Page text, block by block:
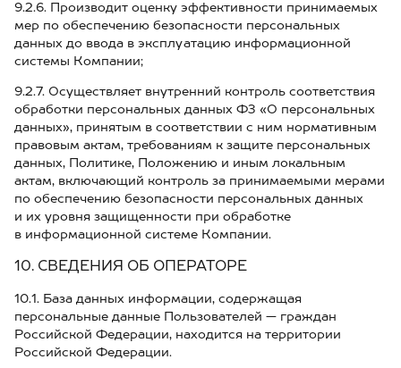
9.2.6. Производит оценку эффективности принимаемых
мер по обеспечению безопасности персональных
данных до ввода в эксплуатацию информационной
системы Компании;
9.2.7. Осуществляет внутренний контроль соответствия
обработки персональных данных ФЗ «О персональных
данных», принятым в соответствии с ним нормативным
правовым актам, требованиям к защите персональных
данных, Политике, Положению и иным локальным
актам, включающий контроль за принимаемыми мерами
по обеспечению безопасности персональных данных
и их уровня защищенности при обработке
в информационной системе Компании.
10. СВЕДЕНИЯ ОБ ОПЕРАТОРЕ
10.1. База данных информации, содержащая
персональные данные Пользователей — граждан
Российской Федерации, находится на территории
Российской Федерации.